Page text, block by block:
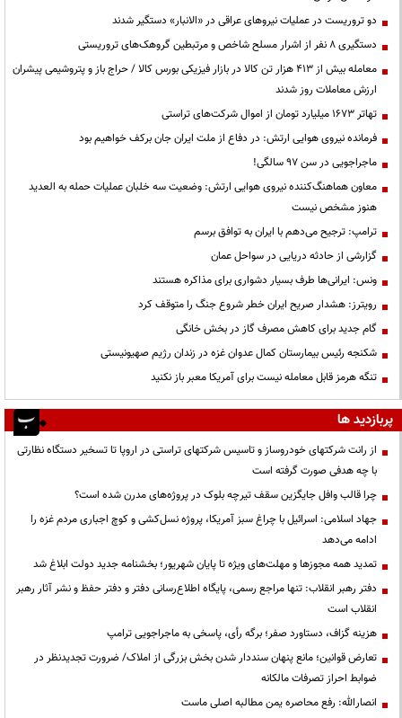
دو تروریست در عملیات نیروهای عراقی در «الانبار» دستگیر شدند
دستگیری ۸ نفر از اشرار مسلح شاخص و مرتبطین گروهک‌های تروریستی
معامله بیش از ۴۱۳ هزار تن کالا در بازار فیزیکی بورس کالا / حراج باز و پتروشیمی پیشران
ارزش معاملات روز شدند
تهاتر ۱۶۷۳ میلیارد تومان از اموال شرکت‌های تراستی
فرمانده نیروی هوایی ارتش: در دفاع از ملت ایران جان برکف خواهیم بود
ماجراجویی در سن ۹۷ سالگی!
معاون هماهنگ‌کننده نیروی هوایی ارتش: وضعیت سه خلبان عملیات حمله به العدید
هنوز مشخص نیست
ترامپ: ترجیح می‌دهم با ایران به توافق برسم
گزارشی از حادثه دریایی در سواحل عمان
ونس: ایرانی‌ها طرف بسیار دشواری برای مذاکره هستند
رویترز: هشدار صریح ایران خطر شروع جنگ را متوقف کرد
گام جدید برای کاهش مصرف گاز در بخش خانگی
شکنجه رئیس بیمارستان کمال عدوان غزه در زندان رژیم صهیونیستی
تنگه هرمز قابل معامله نیست برای آمریکا معبر باز نکنید
پربازدید ها
از رانت‌ شرکتهای خودروساز و تاسیس شرکتهای تراستی در اروپا تا تسخیر دستگاه نظارتی
با چه هدفی صورت گرفته است
چرا قالب وافل جایگزین سقف تیرچه بلوک در پروژه‌های مدرن شده است؟
جهاد اسلامی: اسرائیل با چراغ سبز آمریکا، پروژه نسل‌کشی و کوچ اجباری مردم غزه را
ادامه می‌دهد
تمدید همه مجوزها و مهلت‌های ویژه تا پایان شهریور؛ بخشنامه جدید دولت ابلاغ شد
دفتر رهبر انقلاب: تنها مراجع رسمی، پایگاه اطلاع‌رسانی دفتر و دفتر حفظ و نشر آثار رهبر
انقلاب است
هزینه گزاف، دستاورد صفر؛ برگه رأی، پاسخی به ماجراجویی ترامپ
تعارض قوانین؛ مانع پنهان سنددار شدن بخش بزرگی از املاک/ ضرورت تجدیدنظر در
ضوابط احراز تصرفات مالکانه
انصارالله: رفع محاصره یمن مطالبه اصلی ماست